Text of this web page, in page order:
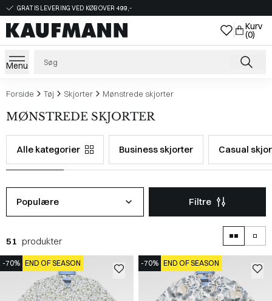
GRATIS LEVERING VED KØB OVER 499,-
Kurv
(0)
Menu
Forside Tøj Skjorter Mønstrede skjorter
MØNSTREDE SKJORTER
Alle kategorier Business skjorter Casual
Populære Filtre
51 produkter
-70% END OF SEASON -70% END OF SEASON